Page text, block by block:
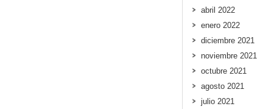
abril 2022
enero 2022
diciembre 2021
noviembre 2021
octubre 2021
agosto 2021
julio 2021